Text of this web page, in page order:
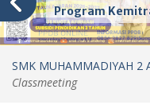
Program
SMK MUHAMMADIYAH 2
Classmeeting